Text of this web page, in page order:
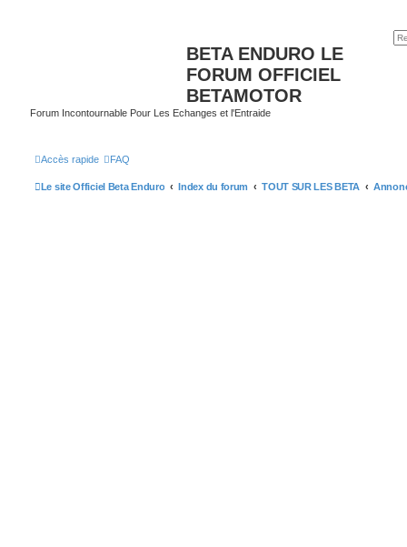
BETA ENDURO LE
FORUM OFFICIEL
BETAMOTOR
Forum Incontournable Pour Les Echanges et l'Entraide
Accès rapide FAQ
Le site Officiel Beta Enduro Index du forum TOUT SUR LES BETA